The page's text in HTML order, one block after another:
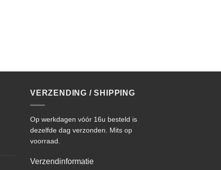
VERZENDING / SHIPPING
Op werkdagen vóór 16u besteld is
dezelfde dag verzonden. Mits op
voorraad.
Verzendinformatie